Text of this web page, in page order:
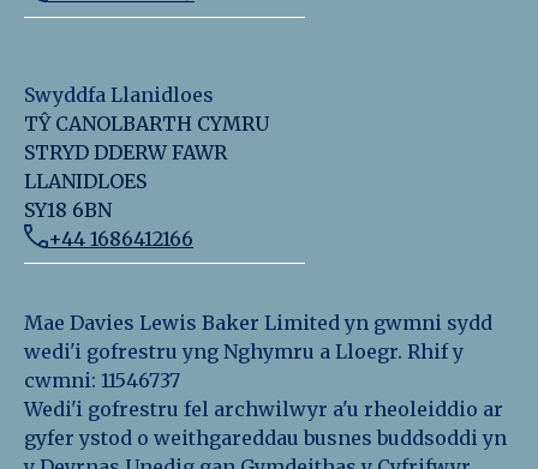
Swyddfa Llanidloes
TŶ CANOLBARTH CYMRU
STRYD DDERW FAWR
LLANIDLOES
SY18 6BN
+44 1686412166
Mae Davies Lewis Baker Limited yn gwmni sydd
wedi'i gofrestru yng Nghymru a Lloegr. Rhif y
cwmni: 11546737
Wedi'i gofrestru fel archwilwyr a'u rheoleiddio ar
gyfer ystod o weithgareddau busnes buddsoddi yn